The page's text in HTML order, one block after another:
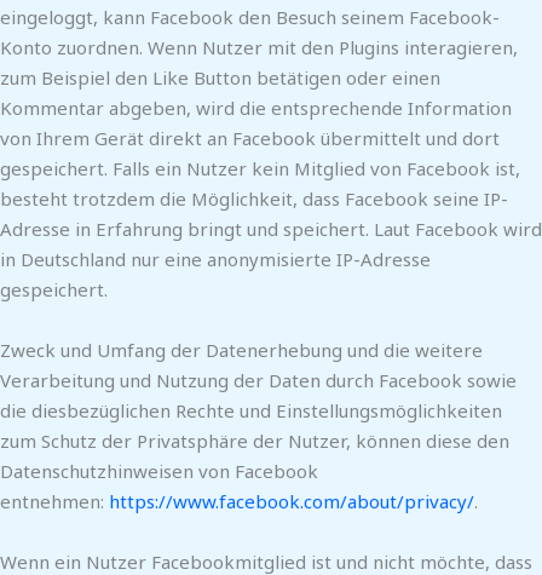
eingeloggt, kann Facebook den Besuch seinem Facebook-
Konto zuordnen. Wenn Nutzer mit den Plugins interagieren,
zum Beispiel den Like Button betätigen oder einen
Kommentar abgeben, wird die entsprechende Information
von Ihrem Gerät direkt an Facebook übermittelt und dort
gespeichert. Falls ein Nutzer kein Mitglied von Facebook ist,
besteht trotzdem die Möglichkeit, dass Facebook seine IP-
Adresse in Erfahrung bringt und speichert. Laut Facebook wird
in Deutschland nur eine anonymisierte IP-Adresse
gespeichert.
Zweck und Umfang der Datenerhebung und die weitere
Verarbeitung und Nutzung der Daten durch Facebook sowie
die diesbezüglichen Rechte und Einstellungsmöglichkeiten
zum Schutz der Privatsphäre der Nutzer, können diese den
Datenschutzhinweisen von Facebook
entnehmen: https://www.facebook.com/about/privacy/.
Wenn ein Nutzer Facebookmitglied ist und nicht möchte, dass